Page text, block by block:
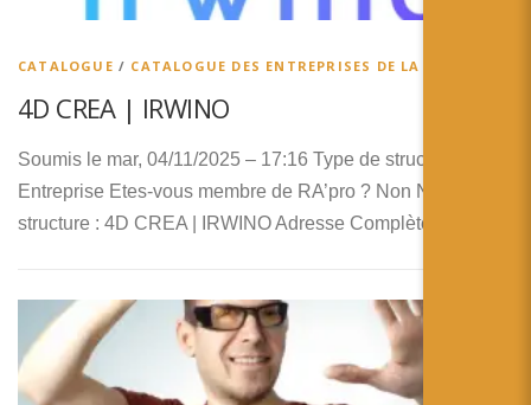
Español
CATALOGUE / CATALOGUE DES ENTREPRISES DE LA RA
4D CREA | IRWINO
Soumis le mar, 04/11/2025 – 17:16 Type de structure :
Entreprise Etes-vous membre de RA’pro ? Non Nom de la
structure : 4D CREA | IRWINO Adresse Complète : 1 …